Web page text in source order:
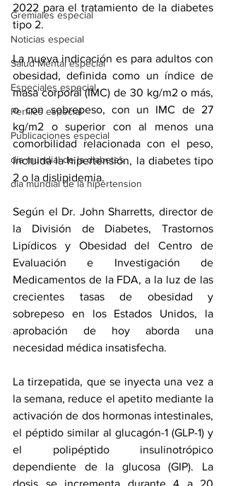
Gremiales especial
Noticias especial
Salud Mental especial
Especiales especial
Perfiles especial
Publicaciones especial
dia mundial de la diabetes
dia mundial de la hipertension
2022 para el tratamiento de la diabetes
tipo 2.
La nueva indicación es para adultos con
obesidad, definida como un índice de
masa corporal (IMC) de 30 kg/m2 o más,
o con sobrepeso, con un IMC de 27
kg/m2 o superior con al menos una
comorbilidad relacionada con el peso,
incluida la hipertensión, la diabetes tipo
2 o la dislipidemia.
Según el Dr. John Sharretts, director de
la División de Diabetes, Trastornos
Lipídicos y Obesidad del Centro de
Evaluación e Investigación de
Medicamentos de la FDA, a la luz de las
crecientes tasas de obesidad y
sobrepeso en los Estados Unidos, la
aprobación de hoy aborda una
necesidad médica insatisfecha.
La tirzepatida, que se inyecta una vez a
la semana, reduce el apetito mediante la
activación de dos hormonas intestinales,
el péptido similar al glucagón-1 (GLP-1) y
el polipéptido insulinotrópico
dependiente de la glucosa (GIP). La
dosis se incrementa durante 4 a 20